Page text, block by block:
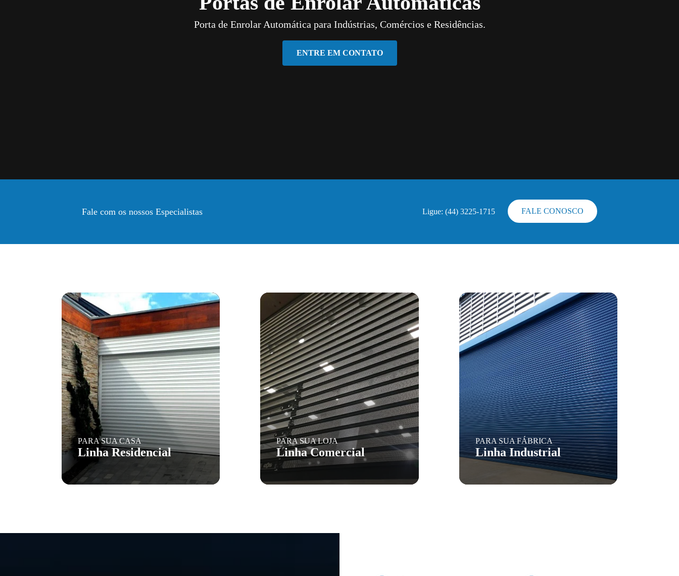
Porta de Enrolar Automática para Indústrias, Comércios e Residências.
ENTRE EM CONTATO
Fale com os nossos Especialistas Ligue: (44) 3225-1715 FALE CONOSCO
PARA SUA CASA
Linha Residencial
PARA SUA LOJA
Linha Comercial
PARA SUA FÁBRICA
Linha Industrial